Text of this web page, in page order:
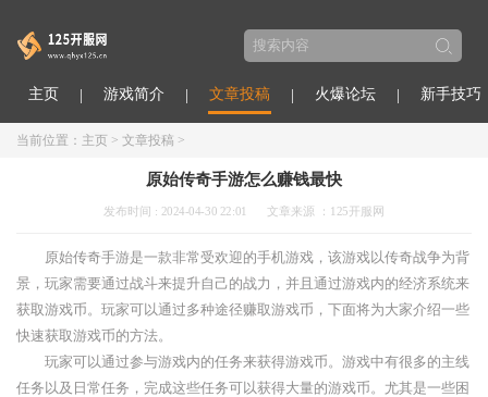
主页 游戏简介 文章投稿 火爆论坛 新手技巧
当前位置： 主页 > 文章投稿 >
原始传奇手游怎么赚钱最快
发布时间 : 2024-04-30 22:01 文章来源 ：125开服网
原始传奇手游是一款非常受欢迎的手机游戏，该游戏以传奇战争为背
景，玩家需要通过战斗来提升自己的战力，并且通过游戏内的经济系统来
获取游戏币。玩家可以通过多种途径赚取游戏币，下面将为大家介绍一些
快速获取游戏币的方法。
玩家可以通过参与游戏内的任务来获得游戏币。游戏中有很多的主线
任务以及日常任务，完成这些任务可以获得大量的游戏币。尤其是一些困